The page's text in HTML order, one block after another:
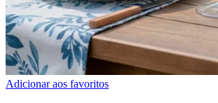
Adicionar aos favoritos